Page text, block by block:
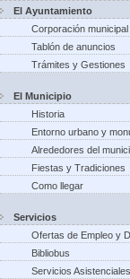
El Ayuntamiento
Corporación municipal
Tablón de anuncios
Trámites y Gestiones
El Municipio
Historia
Entorno urbano y
Alrededores del
Fiestas y Tradiciones
Como llegar
Servicios
Ofertas de Empleo y
Bibliobus
Servicios